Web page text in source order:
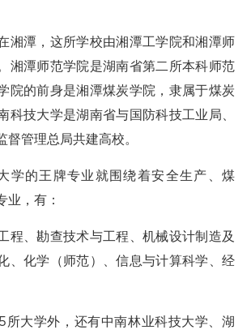
湘潭，这所学校由湘潭工学院和湘潭师
湘潭师范学院是湖南省第二所本科师范
院的前身是湘潭煤炭学院，隶属于煤炭
科技大学是湖南省与国防科技工业局、
督管理总局共建高校。
学的王牌专业就围绕着安全生产、煤
业，有：
程、勘查技术与工程、机械设计制造及
、化学（师范）、信息与计算科学、经
所大学外，还有中南林业科技大学、湖